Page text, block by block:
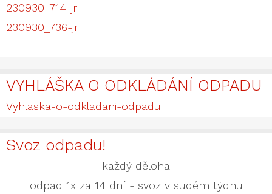
230930_714-jr
230930_736-jr
VYHLÁŠKA O ODKLÁDÁNÍ ODPADU
Vyhlaska-o-odkladani-odpadu
Svoz odpadu!
každý děloha
odpad 1x za 14 dní - svoz v sudém týdnu